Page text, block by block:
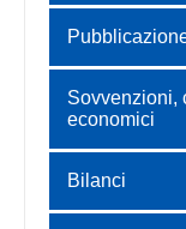
Sovvenzioni,
economici
Bilanci